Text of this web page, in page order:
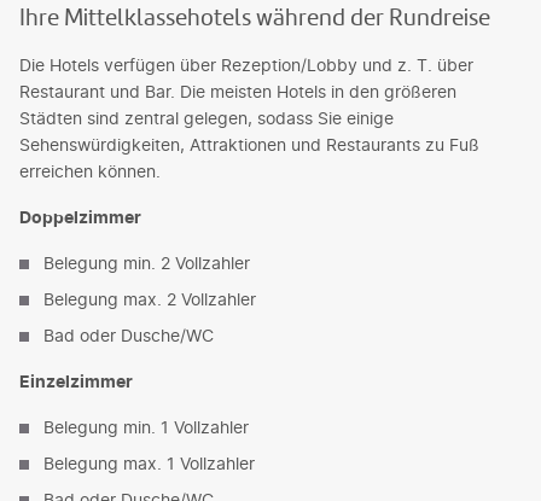
Ihre Mittelklassehotels während der Rundreise
Die Hotels verfügen über Rezeption/Lobby und z. T. über
Restaurant und Bar. Die meisten Hotels in den größeren
Städten sind zentral gelegen, sodass Sie einige
Sehenswürdigkeiten, Attraktionen und Restaurants zu Fuß
erreichen können.
Doppelzimmer
Belegung min. 2 Vollzahler
Belegung max. 2 Vollzahler
Bad oder Dusche/WC
Einzelzimmer
Belegung min. 1 Vollzahler
Belegung max. 1 Vollzahler